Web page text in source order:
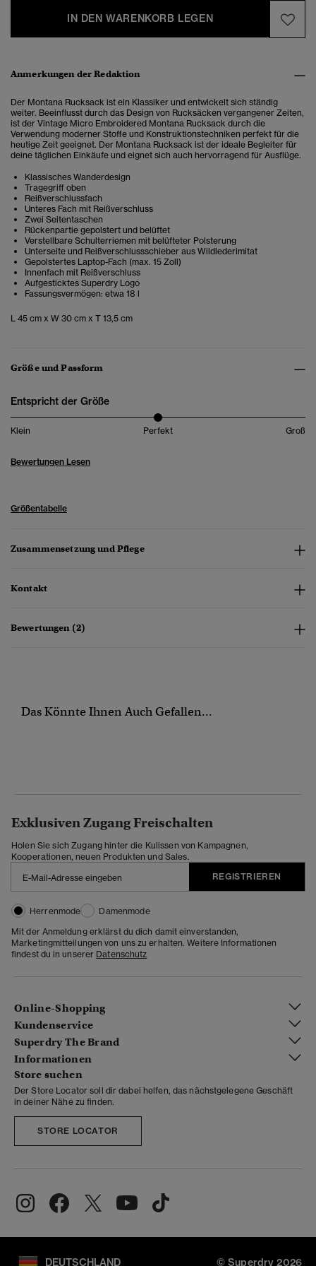
IN DEN WARENKORB LEGEN
Anmerkungen der Redaktion
Der Montana Rucksack ist ein Klassiker und entwickelt sich ständig
weiter. Beeinflusst durch das Design von Rucksäcken vergangener Zeiten,
ist der Vintage Micro Embroidered Montana Rucksack durch die
Verwendung moderner Stoffe und Konstruktionstechniken perfekt für die
heutige Zeit geeignet. Der Montana Rucksack ist der ideale Begleiter für
deine täglichen Einkäufe und eignet sich auch hervorragend für Ausflüge.
Klassisches Wanderdesign
Tragegriff oben
Reißverschlussfach
Unteres Fach mit Reißverschluss
Zwei Seitentaschen
Rückenpartie gepolstert und belüftet
Verstellbare Schulterriemen mit belüfteter Polsterung
Unterseite und Reißverschlussschieber aus Wildlederimitat
Gepolstertes Laptop-Fach (max. 15 Zoll)
Innenfach mit Reißverschluss
Aufgesticktes Superdry Logo
Fassungsvermögen: etwa 18 l
L 45 cm x W 30 cm x T 13,5 cm
Größe und Passform
Entspricht der Größe
Klein Perfekt Groß
Bewertungen Lesen
Größentabelle
Zusammensetzung und Pflege
Kontakt
Bewertungen (2)
Das Könnte Ihnen Auch Gefallen...
Exklusiven Zugang Freischalten
Holen Sie sich Zugang hinter die Kulissen von Kampagnen,
Kooperationen, neuen Produkten und Sales.
REGISTRIEREN
Herrenmode
Damenmode
Mit der Anmeldung erklärst du dich damit einverstanden,
Marketingmitteilungen von uns zu erhalten. Weitere Informationen
findest du in unserer Datenschutz
Online-Shopping
Kundenservice
Superdry The Brand
Informationen
Store suchen
Der Store Locator soll dir dabei helfen, das nächstgelegene Geschäft
in deiner Nähe zu finden.
STORE LOCATOR
DEUTSCHLAND © Superdry 2026